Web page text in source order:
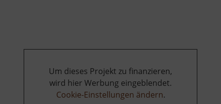
Um dieses Projekt zu finanzieren,
wird hier Werbung eingeblendet.
Cookie-Einstellungen ändern.